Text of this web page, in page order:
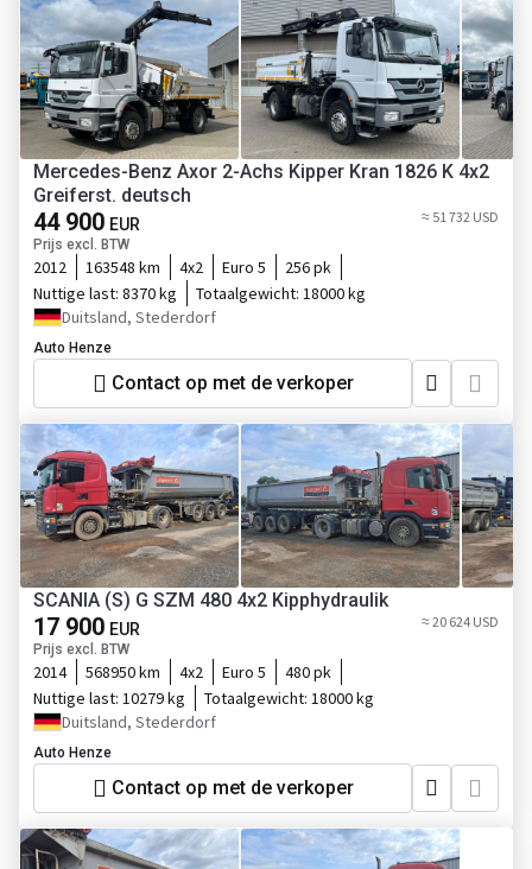
Mercedes-Benz Axor 2-Achs Kipper Kran 1826 K 4x2
Greiferst. deutsch
44 900 EUR
Prijs excl. BTW
≈ 51 732 USD
2012 163548 km 4x2 Euro 5
256 pk
Nuttige last: 8370 kg Totaalgewicht: 18000 kg
Duitsland, Stederdorf
Auto Henze
Contact op met de verkoper
SCANIA (S) G SZM 480 4x2 Kipphydraulik
17 900 EUR
Prijs excl. BTW
≈ 20 624 USD
2014 568950 km 4x2 Euro 5
480 pk
Nuttige last: 10279 kg Totaalgewicht: 18000 kg
Duitsland, Stederdorf
Auto Henze
Contact op met de verkoper